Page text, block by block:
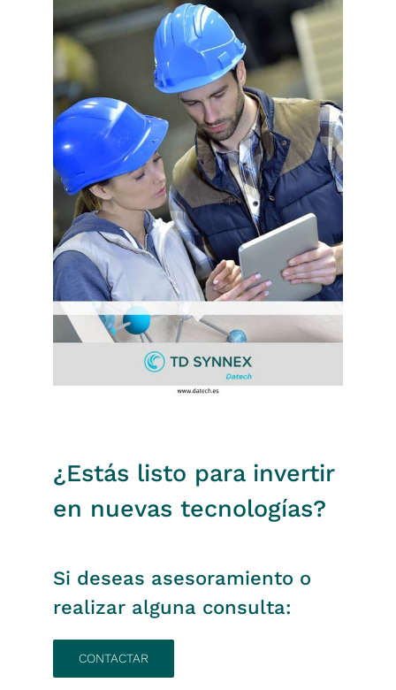
¿Estás listo para invertir
en nuevas tecnologías?
Si deseas asesoramiento o
realizar alguna consulta:
CONTACTAR